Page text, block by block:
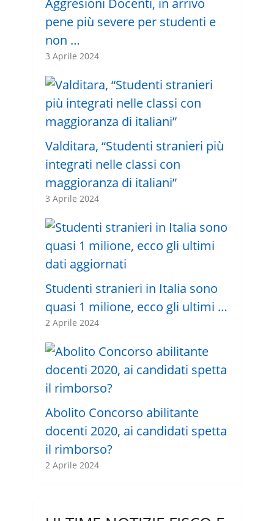
Aggresioni Docenti, in arrivo
pene più severe per studenti e
non …
3 Aprile 2024
Valditara, “Studenti stranieri più
integrati nelle classi con
maggioranza di italiani”
3 Aprile 2024
Studenti stranieri in Italia sono
quasi 1 milione, ecco gli ultimi …
2 Aprile 2024
Abolito Concorso abilitante
docenti 2020, ai candidati spetta
il rimborso?
2 Aprile 2024